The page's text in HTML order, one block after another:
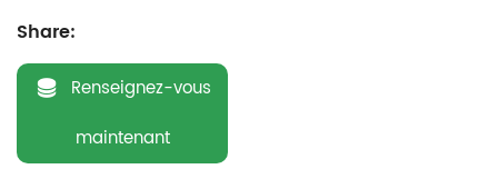
Share:
Renseignez-vous
maintenant